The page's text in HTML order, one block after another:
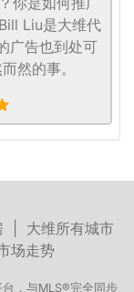
Liu是大维代
广告也到处可
然的事。
大维所有城市
场走势
，与MLS®完全同步